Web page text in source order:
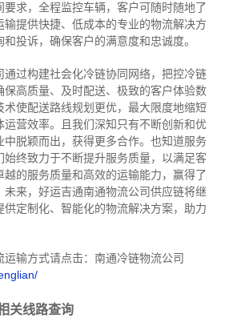
要求，全程监控车辆，客户可随时随地了
提供快捷、低成本的专业的物流解决方
投诉，确保客户的满意度和忠诚度。
过构建社会化冷链协同网络，把控冷链
保高质量、及时配送、极致的客户体验数
使配送路线规划更优，最大限度地缩短
营效率。且 我们深知 只有不断创新和优
脱颖而出，获得更多合作。也知道服务
始终致力于不断提升服务质量，以满足客
越的服务质量和高效的运输能力，赢得了
未来，好运吉通南通物流公司供应链将继
定制化、智能化的物流解决方案，助力
输方式请点击：南通冷链物流公司
关线路查询